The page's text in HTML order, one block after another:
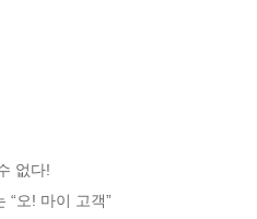
없다!
“오! 마이 고객”